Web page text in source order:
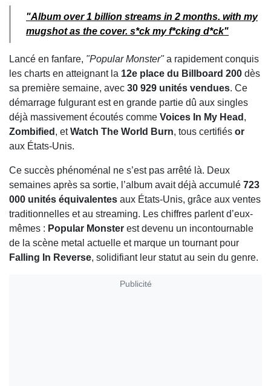
"Album over 1 billion streams in 2 months. with my
mugshot as the cover. s*ck my f*cking d*ck"
Lancé en fanfare, "Popular Monster"a rapidement conquis
les charts en atteignant la 12e place du Billboard 200 dès
sa première semaine, avec 30 929 unités vendues. Ce
démarrage fulgurant est en grande partie dû aux singles
déjà massivement écoutés comme Voices In My Head ,
Zombified , etWatch The World Burn, tous certifiés or
aux États-Unis.
Ce succès phénoménal ne s’est pas arrêté là. Deux
semaines après sa sortie, l’album avait déjà accumulé 723
000 unités équivalentes aux États-Unis, grâce aux ventes
traditionnelles et au streaming. Les chiffres parlent d’eux-
mêmes : Popular Monster est devenu un incontournable
de la scène metal actuelle et marque un tournant pour
Falling In Reverse, solidifiant leur statut au sein du genre.
Publicité